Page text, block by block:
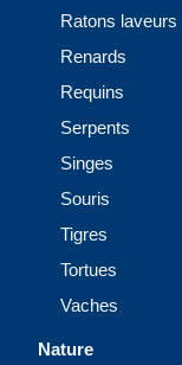
Ratons laveurs
Renards
Requins
Serpents
Singes
Souris
Tigres
Tortues
Vaches
Nature